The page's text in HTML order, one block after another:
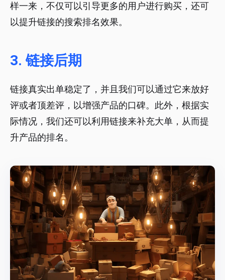
样一来，不仅可以引导更多的用户进行购买，还可
以提升链接的搜索排名效果。
3. 链接后期
链接真实出单稳定了，并且我们可以通过它来放好
评或者顶差评，以增强产品的口碑。此外，根据实
际情况，我们还可以利用链接来补充大单，从而提
升产品的排名。